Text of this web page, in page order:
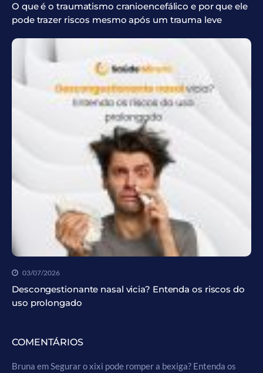
O que é o traumatismo cranioencefálico e por que ele
pode trazer riscos mesmo após um trauma leve
03/07/2026
Descongestionante nasal vicia? Entenda os riscos do
uso prolongado
COMENTÁRIOS
Bruna emSegurar o xixi pode romper a bexiga? Entenda os